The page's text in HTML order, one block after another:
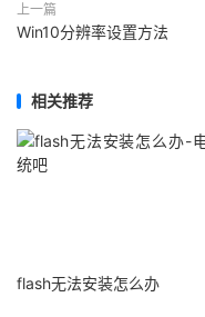
上一篇
Win10分辨率设置方法
相关推荐
flash无法安装怎么办